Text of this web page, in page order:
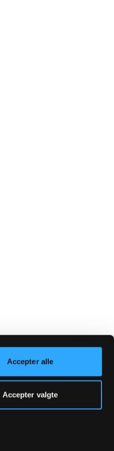
Accepter alle
Accepter valgte